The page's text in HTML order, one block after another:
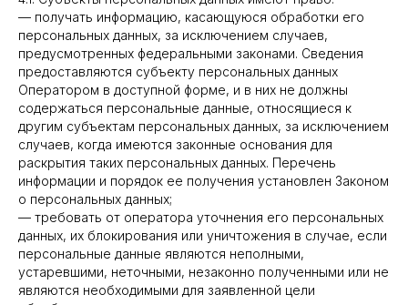
— получать информацию, касающуюся обработки его
персональных данных, за исключением случаев,
предусмотренных федеральными законами. Сведения
предоставляются субъекту персональных данных
Оператором в доступной форме, и в них не должны
содержаться персональные данные, относящиеся к
другим субъектам персональных данных, за исключением
случаев, когда имеются законные основания для
раскрытия таких персональных данных. Перечень
информации и порядок ее получения установлен Законом
о персональных данных;
— требовать от оператора уточнения его персональных
данных, их блокирования или уничтожения в случае, если
персональные данные являются неполными,
устаревшими, неточными, незаконно полученными или не
являются необходимыми для заявленной цели